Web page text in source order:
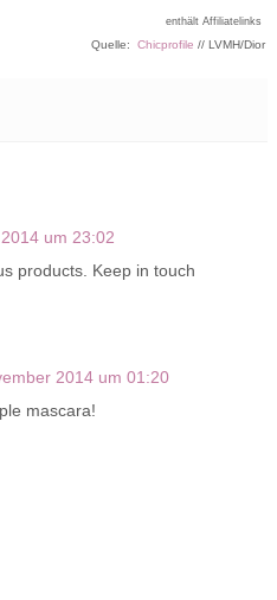
enthält Affiliatelinks
Quelle: Chicprofile // LVMH/Dior
um 23:02
products. Keep in touch
2014 um 01:20
mascara!